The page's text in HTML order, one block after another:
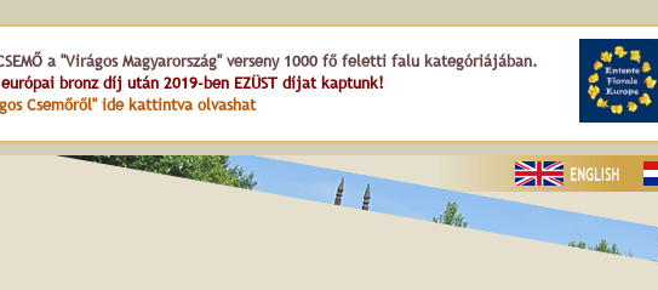
a "Virágos Magyarország" verseny 1000 fő feletti falu kategóriájában.
bronz díj után 2019-ben EZÜST díjat kaptunk!
Csemőről" ide kattintva olvashat